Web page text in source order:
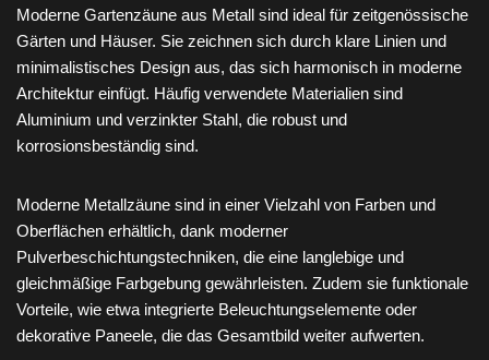
Moderne Gartenzäune aus Metall sind ideal für zeitgenössische
Gärten und Häuser. Sie zeichnen sich durch klare Linien und
minimalistisches Design aus, das sich harmonisch in moderne
Architektur einfügt. Häufig verwendete Materialien sind
Aluminium und verzinkter Stahl, die robust und
korrosionsbeständig sind.
Moderne Metallzäune sind in einer Vielzahl von Farben und
Oberflächen erhältlich, dank moderner
Pulverbeschichtungstechniken, die eine langlebige und
gleichmäßige Farbgebung gewährleisten. Zudem sie funktionale
Vorteile, wie etwa integrierte Beleuchtungselemente oder
dekorative Paneele, die das Gesamtbild weiter aufwerten.